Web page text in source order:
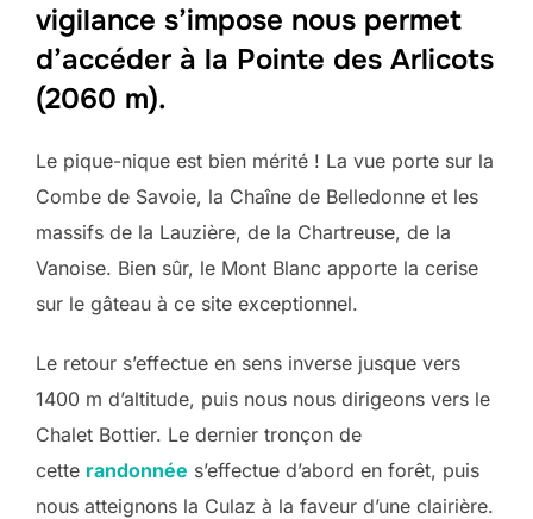
vigilance s’impose nous permet
d’accéder à la Pointe des Arlicots
(2060 m).
Le pique-nique est bien mérité ! La vue porte sur la
Combe de Savoie, la Chaîne de Belledonne et les
massifs de la Lauzière, de la Chartreuse, de la
Vanoise. Bien sûr, le Mont Blanc apporte la cerise
sur le gâteau à ce site exceptionnel.
Le retour s’effectue en sens inverse jusque vers
1400 m d’altitude, puis nous nous dirigeons vers le
Chalet Bottier. Le dernier tronçon de
cette randonnée s’effectue d’abord en forêt, puis
nous atteignons la Culaz à la faveur d’une clairière.